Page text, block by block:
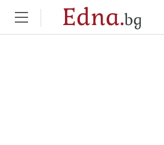
Edna.bg